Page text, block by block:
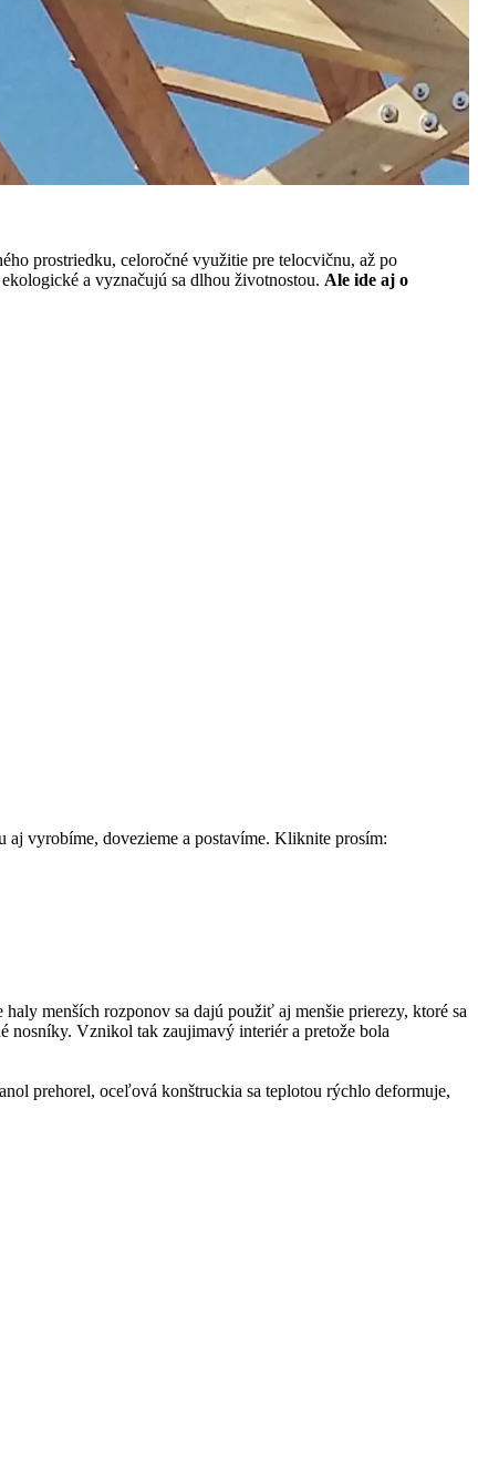
prostriedku, celoročné využitie pre telocvičnu, až po
a vyznačujú sa dlhou životnostou. Ale ide aj o
vyrobíme, dovezieme a postavíme. Kliknite prosím:
menších rozponov sa dajú použiť aj menšie prierezy, ktoré sa
nosníky. Vznikol tak zaujimavý interiér a pretože bola
prehorel, oceľová konštruckia sa teplotou rýchlo deformuje,